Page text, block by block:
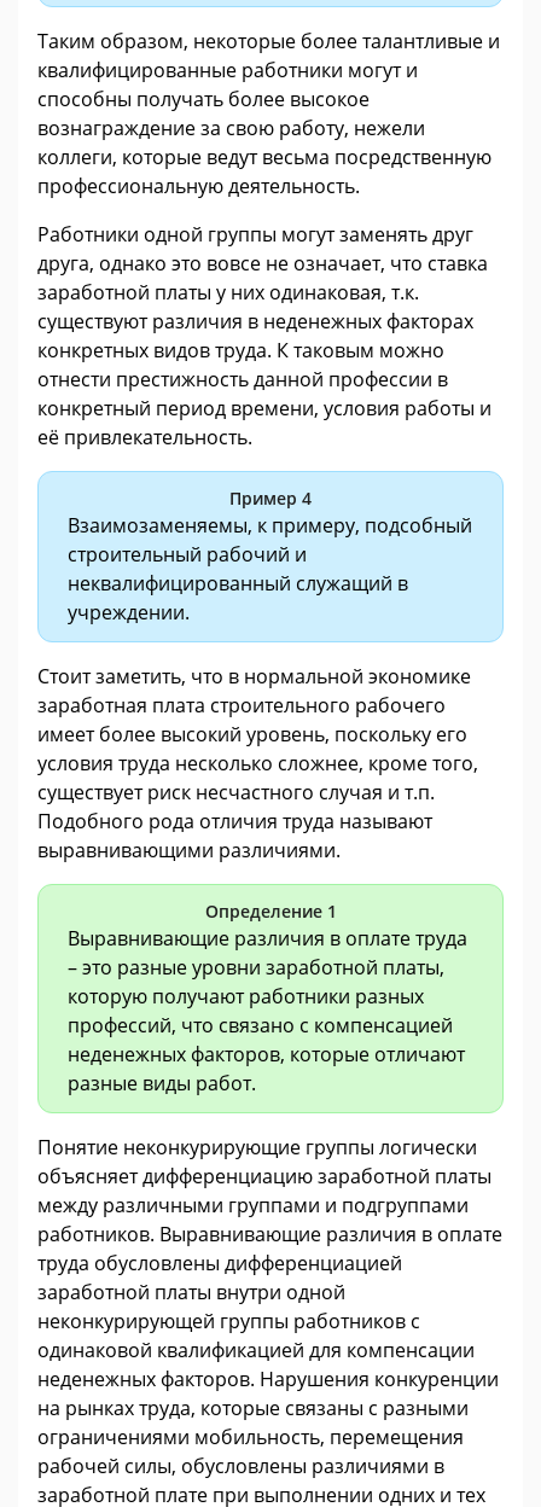
Таким образом, некоторые более талантливые и
квалифицированные работники могут и
способны получать более высокое
вознаграждение за свою работу, нежели
коллеги, которые ведут весьма посредственную
профессиональную деятельность.
Работники одной группы могут заменять друг
друга, однако это вовсе не означает, что ставка
заработной платы у них одинаковая, т.к.
существуют различия в неденежных факторах
конкретных видов труда. К таковым можно
отнести престижность данной профессии в
конкретный период времени, условия работы и
её привлекательность.
Пример 4
Взаимозаменяемы, к примеру, подсобный
строительный рабочий и
неквалифицированный служащий в
учреждении.
Стоит заметить, что в нормальной экономике
заработная плата строительного рабочего
имеет более высокий уровень, поскольку его
условия труда несколько сложнее, кроме того,
существует риск несчастного случая и т.п.
Подобного рода отличия труда называют
выравнивающими различиями.
Определение 1
Выравнивающие различия в оплате труда
– это разные уровни заработной платы,
которую получают работники разных
профессий, что связано с компенсацией
неденежных факторов, которые отличают
разные виды работ.
Понятие неконкурирующие группы логически
объясняет дифференциацию заработной платы
между различными группами и подгруппами
работников. Выравнивающие различия в оплате
труда обусловлены дифференциацией
заработной платы внутри одной
неконкурирующей группы работников с
одинаковой квалификацией для компенсации
неденежных факторов. Нарушения конкуренции
на рынках труда, которые связаны с разными
ограничениями мобильность, перемещения
рабочей силы, обусловлены различиями в
заработной плате при выполнении одних и тех